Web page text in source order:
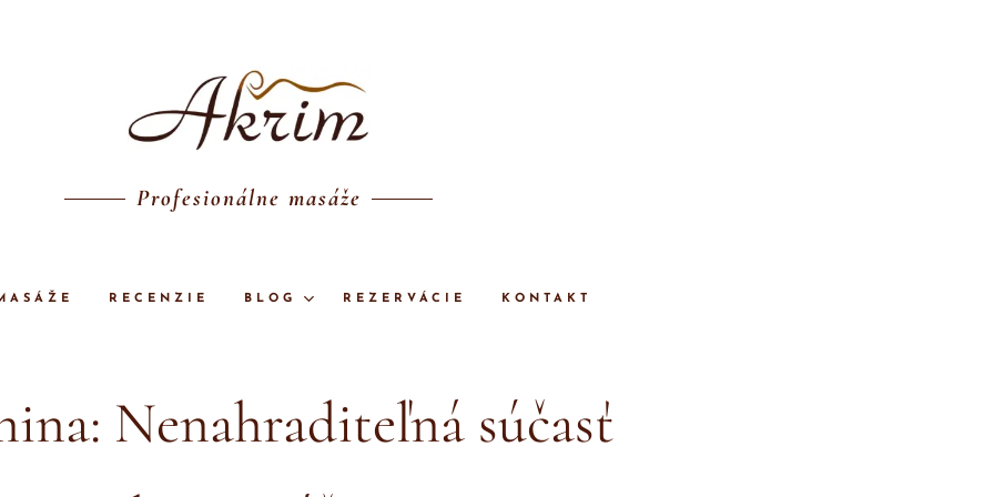
Profesionálne masáže
RECENZIE BLOG REZERVÁCIE KONTAKT
Nenahraditeľná súčasť